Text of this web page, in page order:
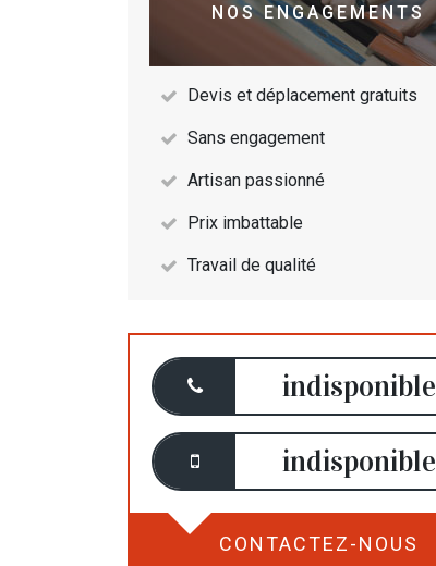
NOS ENGAGEMENTS
Devis et déplacement gratuits
Sans engagement
Artisan passionné
Prix imbattable
Travail de qualité
indisponible
indisponible
CONTACTEZ-NOUS